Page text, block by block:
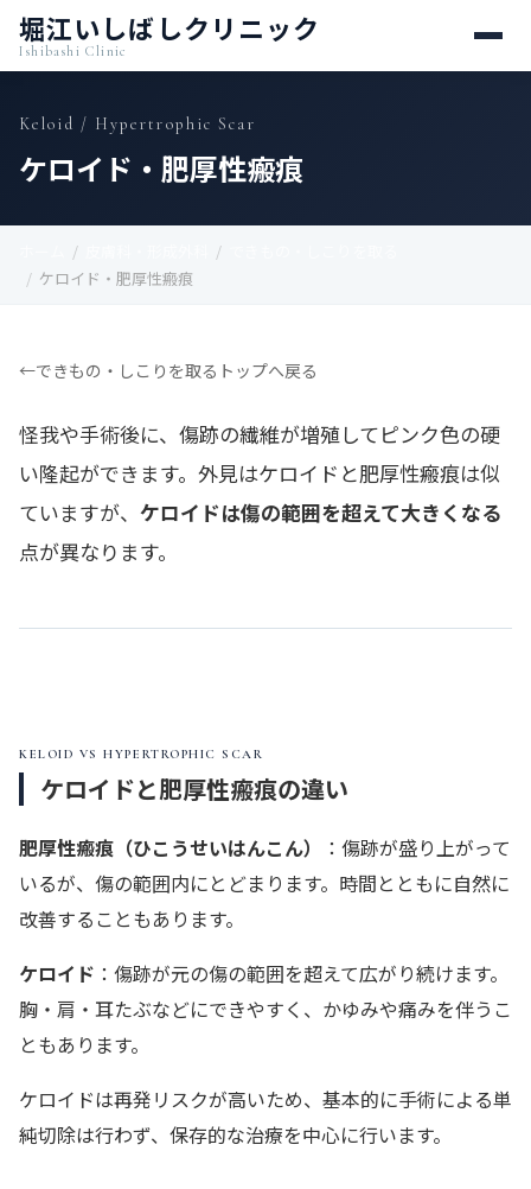
堀江いしばしクリニック
Ishibashi Clinic
Keloid / Hypertrophic Scar
ケロイド・肥厚性瘢痕
ケロイド・肥厚性瘢痕
できもの・しこりを取るトップへ戻る
怪我や手術後に、傷跡の繊維が増殖してピンク色の硬
い隆起ができます。外見はケロイドと肥厚性瘢痕は似
ていますが、 ケロイドは傷の範囲を超えて大きくなる
点が異なります。
KELOID VS HYPERTROPHIC SCAR
ケロイドと肥厚性瘢痕の違い
肥厚性瘢痕（ひこうせいはんこん）
：傷跡が盛り上がって
いるが、傷の範囲内にとどまります。時間とともに自然に
改善することもあります。
ケロイド ：傷跡が元の傷の範囲を超えて広がり続けます。
胸・肩・耳たぶなどにできやすく、かゆみや痛みを伴うこ
ともあります。
ケロイドは再発リスクが高いため、基本的に手術による単
純切除は行わず、保存的な治療を中心に行います。